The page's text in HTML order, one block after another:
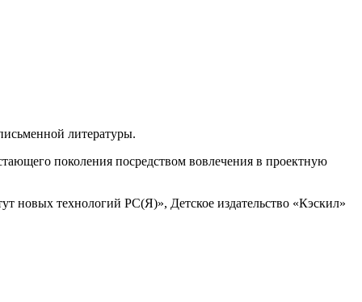
литературы.
поколения посредством вовлечения в проектную
новых технологий РС(Я)», Детское издательство «Кэскил»